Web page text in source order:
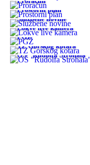
Prostorni plan
Službene novine
Lokve live kamera
PGŽ
TZ Gorskog kotara
OŠ "Rudolfa Strohala"